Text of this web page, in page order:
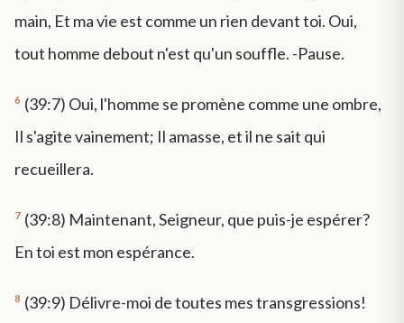
main, Et ma vie est comme un rien devant toi. Oui,
tout homme debout n'est qu'un souffle. -Pause.
6 (39:7) Oui, l'homme se promène comme une ombre,
Il s'agite vainement; Il amasse, et il ne sait qui
recueillera.
7 (39:8) Maintenant, Seigneur, que puis-je espérer?
En toi est mon espérance.
8 (39:9) Délivre-moi de toutes mes transgressions!